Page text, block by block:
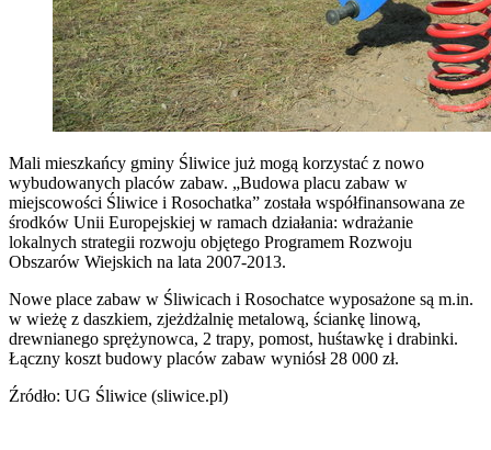
Mali mieszkańcy gminy Śliwice już mogą korzystać z nowo
wybudowanych placów zabaw. „Budowa placu zabaw w
miejscowości Śliwice i Rosochatka” została współfinansowana ze
środków Unii Europejskiej w ramach działania: wdrażanie
lokalnych strategii rozwoju objętego Programem Rozwoju
Obszarów Wiejskich na lata 2007-2013.
Nowe place zabaw w Śliwicach i Rosochatce wyposażone są m.in.
w wieżę z daszkiem, zjeżdżalnię metalową, ściankę linową,
drewnianego sprężynowca, 2 trapy, pomost, huśtawkę i drabinki.
Łączny koszt budowy placów zabaw wyniósł 28 000 zł.
Źródło: UG Śliwice (sliwice.pl)